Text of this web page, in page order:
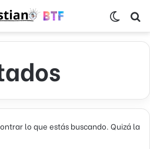
lo que estás buscando. Quizá la